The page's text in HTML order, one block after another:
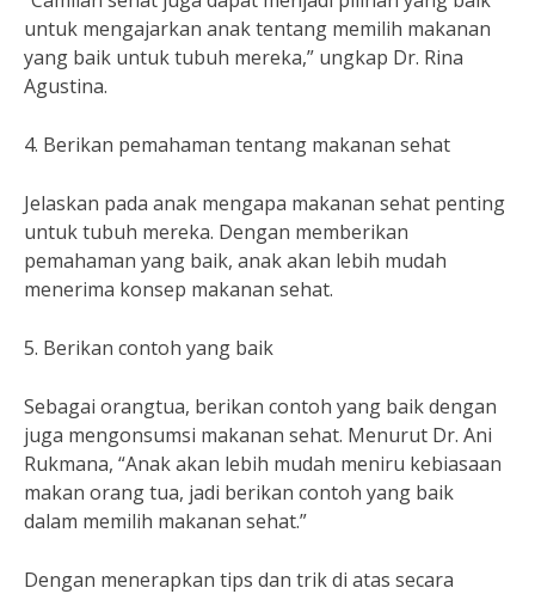
untuk mengajarkan anak tentang memilih makanan
yang baik untuk tubuh mereka,” ungkap Dr. Rina
Agustina.
4. Berikan pemahaman tentang makanan sehat
Jelaskan pada anak mengapa makanan sehat penting
untuk tubuh mereka. Dengan memberikan
pemahaman yang baik, anak akan lebih mudah
menerima konsep makanan sehat.
5. Berikan contoh yang baik
Sebagai orangtua, berikan contoh yang baik dengan
juga mengonsumsi makanan sehat. Menurut Dr. Ani
Rukmana, “Anak akan lebih mudah meniru kebiasaan
makan orang tua, jadi berikan contoh yang baik
dalam memilih makanan sehat.”
Dengan menerapkan tips dan trik di atas secara